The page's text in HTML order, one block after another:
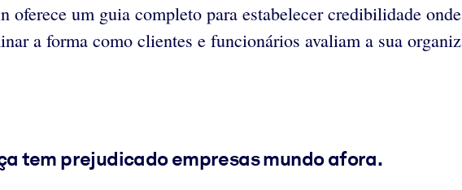
um guia completo para estabelecer credibilidade
a forma como clientes e funcionários avaliam a sua
tem prejudicado empresas mundoafora.